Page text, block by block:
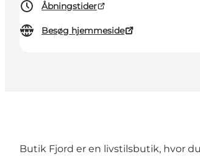
Åbningstider
Besøg hjemmeside
Butik Fjord er en livstilsbutik, hvor